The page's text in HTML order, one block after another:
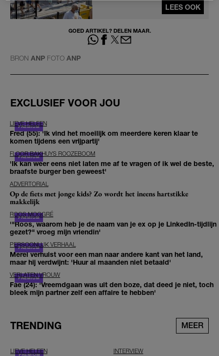
LEES OOK
GOED ARTIKEL? DELEN MAAR.
BRON ANP FOTO ANP
EXCLUSIEF VOOR JOU
LIEVE HELEEN
Fred (55): 'Ik vind het moeilijk om meerdere keren klaar te
komen tijdens een vrijpartij'
FLOOR BAKHUYS ROOZEBOOM
'Ik kan weer eens niet laten me af te vragen of ik wel de beste,
braafste burger ben geweest'
ADVERTORIAL
Op de fiets met jonge kids? Zo wordt het ineens hartstikke
makkelijk
ROOS MOGGRÉ
'"Roos, waarom heb je de naam van je ex op je LinkedIn-tijdlijn
gezet?" vroeg mijn vriendin'
PERSOONLIJK VERHAAL
Merel verhuist voor een man naar andere kant van het land,
maar hij verdwijnt: 'Huur al maanden niet betaald'
VERLATEN VROUW
Fae (24): 'Vreemdgaan was uit den boze, dat deed je niet, toch
bleek mijn partner zelf een affaire te hebben'
TRENDING MEER
LIEVE HELEEN INTERVIEW